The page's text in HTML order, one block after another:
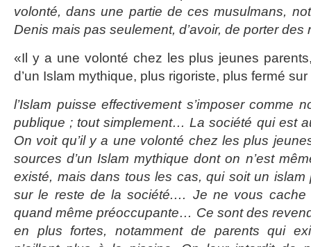
volonté, dans une partie de ces musulmans,
Denis mais pas seulement, d’avoir, de porter
«Il y a une volonté chez les plus jeunes
d’un Islam mythique, plus rigoriste, plus fermé
l’Islam puisse effectivement s’imposer comme
publique ; tout simplement… La société qui est
On voit qu’il y a une volonté chez les plus
sources d’un Islam mythique dont on n’est
existé, mais dans tous les cas, qui soit un islam
sur le reste de la société.… Je ne vous cache
quand même préoccupante… Ce sont des
en plus fortes, notamment de parents qui